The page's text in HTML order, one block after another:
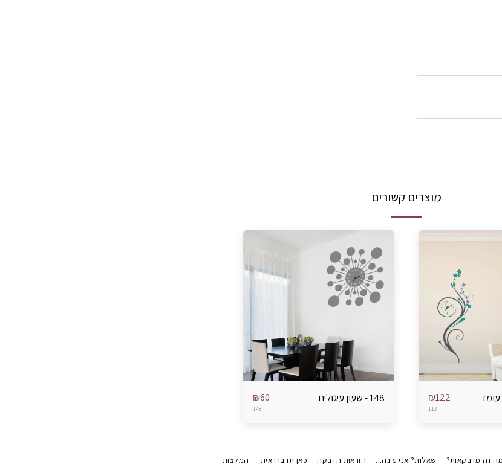
מוצרים קשורים
₪122
113
148 - שעון עיגולים ₪60
148
מה זה מדבקאות? שאלות? אני עונה... הוראות הדבקה כאן תדברו איתי המלצות